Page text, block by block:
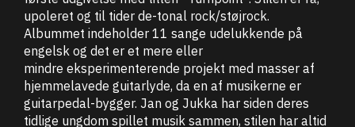
upoleret og til tider de-tonal rock/støjrock.
Albummet indeholder 11 sange udelukkende på
engelsk og det er et mere eller
mindre eksperimenterende projekt med masser af
hjemmelavede guitarlyde, da en af musikerne er
guitarpedal-bygger. Jan og Jukka har siden deres
tidlige ungdom spillet musik sammen, stilen har altid